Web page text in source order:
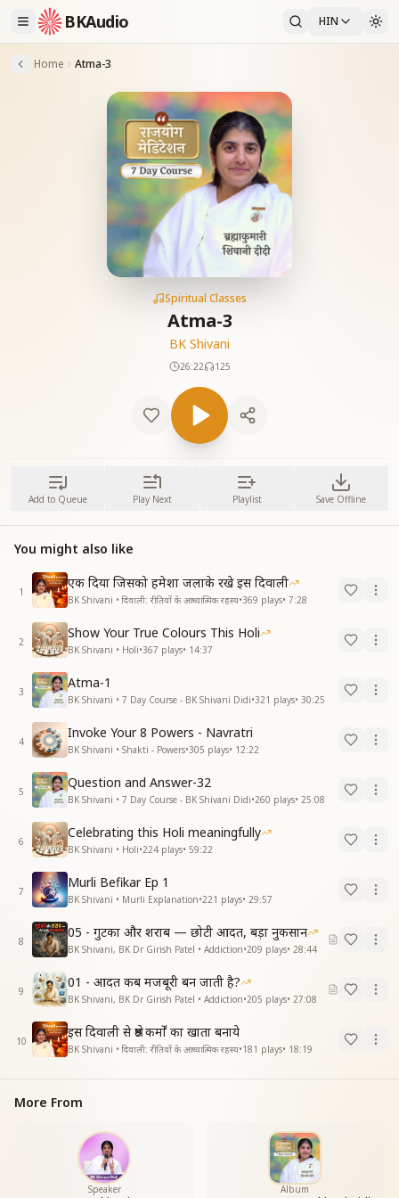
BKAudio HIN
Home Atma-3
Spiritual Classes
Atma-3
BK Shivani
26:22 125
Add to Queue Play Next Playlist Save Offline
You might also like
1
एक दिया जिसको हमेशा जलाके रखे इस दिवाली
BK Shivani • दिवाली: रीतियों के आध्यात्मिक रहस्य•369 plays• 7:28
2
Show Your True Colours This Holi
BK Shivani • Holi•367 plays• 14:37
3
Atma-1
BK Shivani • 7 Day Course - BK Shivani Didi•321 plays• 30:25
4
Invoke Your 8 Powers - Navratri
BK Shivani • Shakti - Powers•305 plays• 12:22
5
Question and Answer-32
BK Shivani • 7 Day Course - BK Shivani Didi•260 plays• 25:08
6
Celebrating this Holi meaningfully
BK Shivani • Holi•224 plays• 59:22
7
Murli Befikar Ep 1
BK Shivani • Murli Explanation•221 plays• 29:57
8
05 - गुटका और शराब — छोटी आदत, बड़ा नुकसान
BK Shivani, BK Dr Girish Patel • Addiction•209 plays• 28:44
9
01 - आदत कब मजबूरी बन जाती है?
BK Shivani, BK Dr Girish Patel • Addiction•205 plays• 27:08
10
इस दिवाली से श्रेष्ठ कर्मों का खाता बनाये
BK Shivani • दिवाली: रीतियों के आध्यात्मिक रहस्य•181 plays• 18:19
More From
Speaker Album